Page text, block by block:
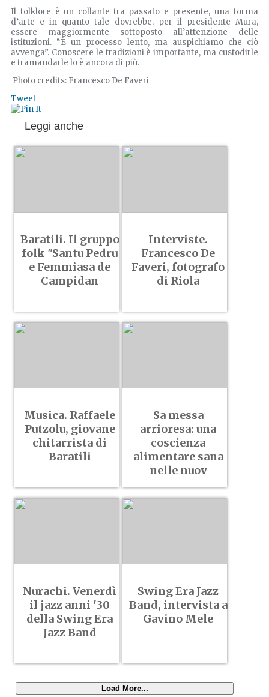
Il folklore è un collante tra passato e presente, una forma
d’arte e in quanto tale dovrebbe, per il presidente Mura,
essere maggiormente sottoposto all’attenzione delle
istituzioni. “È un processo lento, ma auspichiamo che ciò
avvenga”. Conoscere le tradizioni è importante, ma custodirle
e tramandarle lo è ancora di più.
Photo credits: Francesco De Faveri
Tweet
Leggi anche
Baratili. Il gruppo
folk "Santu Pedru
e Femmiasa de
Campidan
Interviste.
Francesco De
Faveri, fotografo
di Riola
Musica. Raffaele
Putzolu, giovane
chitarrista di
Baratili
Sa messa
arrioresa: una
coscienza
alimentare sana
nelle nuov
Nurachi. Venerdì
il jazz anni '30
della Swing Era
Jazz Band
Swing Era Jazz
Band, intervista a
Gavino Mele
Load More...